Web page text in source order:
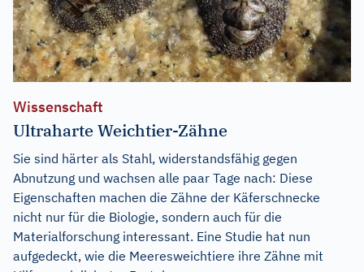
Wissenschaft
Ultraharte Weichtier-Zähne
Sie sind härter als Stahl, widerstandsfähig gegen
Abnutzung und wachsen alle paar Tage nach: Diese
Eigenschaften machen die Zähne der Käferschnecke
nicht nur für die Biologie, sondern auch für die
Materialforschung interessant. Eine Studie hat nun
aufgedeckt, wie die Meeresweichtiere ihre Zähne mit